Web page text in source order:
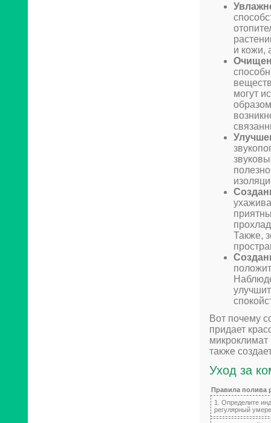
и кожи,
могут
Также,
Вот почему
придает
также
Уход за
Правила полива
1. Определите
регулярный